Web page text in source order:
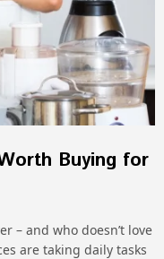
Buying for
– and who doesn’t love
are taking daily tasks